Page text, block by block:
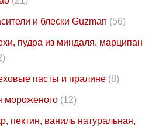
и блески Guzman (56)
пудра из миндаля, марципан
пасты и пралине (8)
мороженого (12)
пектин, ваниль натуральная,